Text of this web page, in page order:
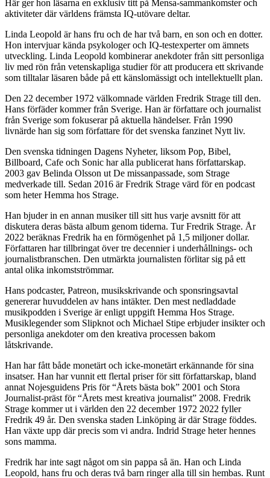
Här ger hon läsarna en exklusiv titt på Mensa-sammankomster och
aktiviteter där världens främsta IQ-utövare deltar.
Linda Leopold är hans fru och de har två barn, en son och en dotter.
Hon intervjuar kända psykologer och IQ-testexperter om ämnets
utveckling. Linda Leopold kombinerar anekdoter från sitt personliga
liv med rön från vetenskapliga studier för att producera ett skrivande
som tilltalar läsaren både på ett känslomässigt och intellektuellt plan.
Den 22 december 1972 välkomnade världen Fredrik Strage till den.
Hans förfäder kommer från Sverige. Han är författare och journalist
från Sverige som fokuserar på aktuella händelser. Från 1990
livnärde han sig som författare för det svenska fanzinet Nytt liv.
Den svenska tidningen Dagens Nyheter, liksom Pop, Bibel,
Billboard, Cafe och Sonic har alla publicerat hans författarskap.
2003 gav Belinda Olsson ut De missanpassade, som Strage
medverkade till. Sedan 2016 är Fredrik Strage värd för en podcast
som heter Hemma hos Strage.
Han bjuder in en annan musiker till sitt hus varje avsnitt för att
diskutera deras bästa album genom tiderna. Tur Fredrik Strage. År
2022 beräknas Fredrik ha en förmögenhet på 1,5 miljoner dollar.
Författaren har tillbringat över tre decennier i underhållnings- och
journalistbranschen. Den utmärkta journalisten förlitar sig på ett
antal olika inkomstströmmar.
Hans podcaster, Patreon, musikskrivande och sponsringsavtal
genererar huvuddelen av hans intäkter. Den mest nedladdade
musikpodden i Sverige är enligt uppgift Hemma Hos Strage.
Musiklegender som Slipknot och Michael Stipe erbjuder insikter och
personliga anekdoter om den kreativa processen bakom
låtskrivande.
Han har fått både monetärt och icke-monetärt erkännande för sina
insatser. Han har vunnit ett flertal priser för sitt författarskap, bland
annat Nojesguidens Pris för “Årets bästa bok” 2001 och Stora
Journalist-präst för “Årets mest kreativa journalist” 2008. Fredrik
Strage kommer ut i världen den 22 december 1972 2022 fyller
Fredrik 49 år. Den svenska staden Linköping är där Strage föddes.
Han växte upp där precis som vi andra. Indrid Strage heter hennes
sons mamma.
Fredrik har inte sagt något om sin pappa så än. Han och Linda
Leopold, hans fru och deras två barn ringer alla till sin hembas. Runt